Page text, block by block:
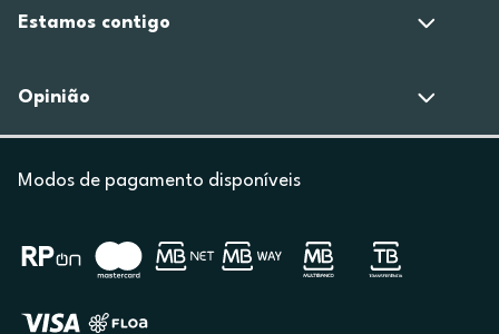
Estamos contigo
Opinião
Modos de pagamento disponíveis